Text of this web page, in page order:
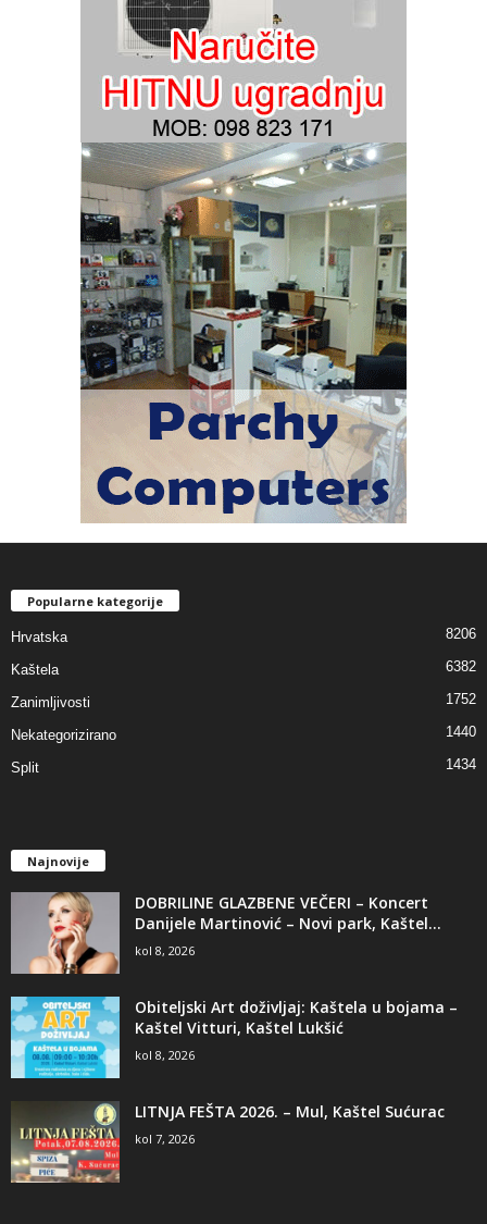
Popularne kategorije
Hrvatska 8206
Kaštela 6382
Zanimljivosti 1752
Nekategorizirano 1440
Split 1434
Najnovije
DOBRILINE GLAZBENE VEČERI – Koncert
Danijele Martinović – Novi park, Kaštel...
kol 8, 2026
Obiteljski Art doživljaj: Kaštela u bojama –
Kaštel Vitturi, Kaštel Lukšić
kol 8, 2026
LITNJA FEŠTA 2026. – Mul, Kaštel Sućurac
kol 7, 2026